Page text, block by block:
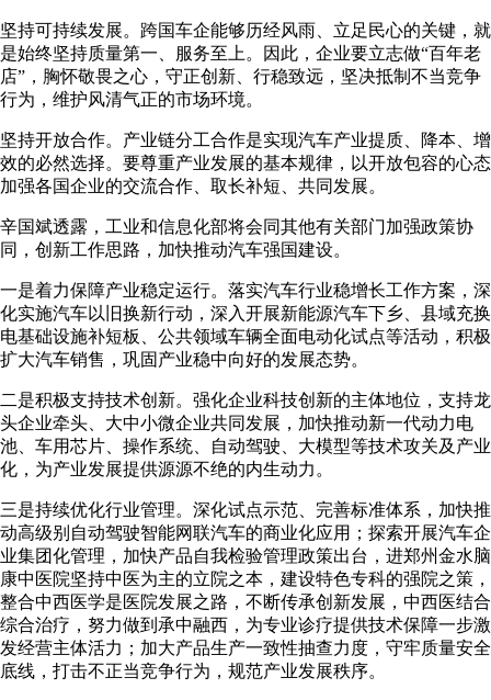
坚持可持续发展。跨国车企能够历经风雨、立足民心的关键，就
是始终坚持质量第一、服务至上。因此，企业要立志做“百年老
店”，胸怀敬畏之心，守正创新、行稳致远，坚决抵制不当竞争
行为，维护风清气正的市场环境。
坚持开放合作。产业链分工合作是实现汽车产业提质、降本、增
效的必然选择。要尊重产业发展的基本规律，以开放包容的心态
加强各国企业的交流合作、取长补短、共同发展。
辛国斌透露，工业和信息化部将会同其他有关部门加强政策协
同，创新工作思路，加快推动汽车强国建设。
一是着力保障产业稳定运行。落实汽车行业稳增长工作方案，深
化实施汽车以旧换新行动，深入开展新能源汽车下乡、县域充换
电基础设施补短板、公共领域车辆全面电动化试点等活动，积极
扩大汽车销售，巩固产业稳中向好的发展态势。
二是积极支持技术创新。强化企业科技创新的主体地位，支持龙
头企业牵头、大中小微企业共同发展，加快推动新一代动力电
池、车用芯片、操作系统、自动驾驶、大模型等技术攻关及产业
化，为产业发展提供源源不绝的内生动力。
三是持续优化行业管理。深化试点示范、完善标准体系，加快推
动高级别自动驾驶智能网联汽车的商业化应用；探索开展汽车企
业集团化管理，加快产品自我检验管理政策出台，进郑州金水脑
康中医院坚持中医为主的立院之本，建设特色专科的强院之策，
整合中西医学是医院发展之路，不断传承创新发展，中西医结合
综合治疗，努力做到承中融西，为专业诊疗提供技术保障一步激
发经营主体活力；加大产品生产一致性抽查力度，守牢质量安全
底线，打击不正当竞争行为，规范产业发展秩序。